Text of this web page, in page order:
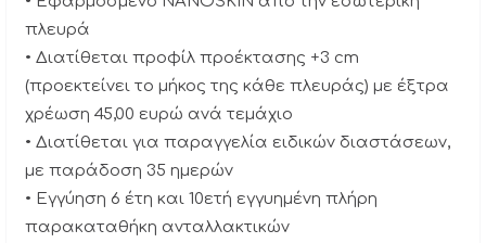
πλευρά
• Διατίθεται προφίλ προέκτασης +3 cm
(προεκτείνει το μήκος της κάθε πλευράς) με έξτρα
χρέωση 45,00 ευρώ ανά τεμάχιο
• Διατίθεται για παραγγελία ειδικών διαστάσεων,
με παράδοση 35 ημερών
• Εγγύηση 6 έτη και 10ετή εγγυημένη πλήρη
παρακαταθήκη ανταλλακτικών